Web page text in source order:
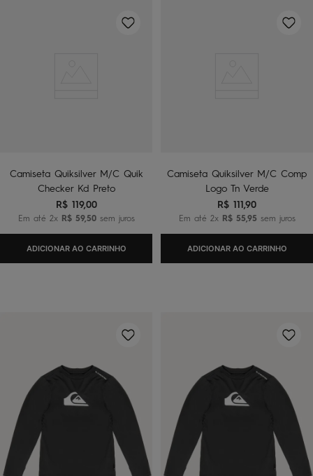
Camiseta Quiksilver M/C Quik
Checker Kd Preto
R$ 119,00
Em até 2x R$ 59,50sem juros
ADICIONAR AO CARRINHO
Camiseta Quiksilver M/C Comp
Logo Tn Verde
R$ 111,90
Em até 2x R$ 55 95 sem juros
ADICIONAR AO CARRINHO